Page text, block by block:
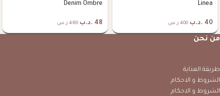
Linea
40 .د.ب 400 ر.س
Denim Ombre
48 .د.ب 480 ر.س
من نحن
طريقة العناية
الشروط و الاحكام
الشروط و الاحكام